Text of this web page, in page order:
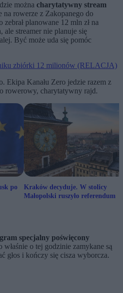
można charytatywny stream
na rowerze z Zakopanego do
planowane 12 mln zł na
ale streamer nie planuje się
Być może uda się pomóc
zbiórki 12 milionów (RELACJA)
Ekipa Kanału Zero jedzie razem z
rowerowy, charytatywny rajd.
po
Kraków decyduje. W stolicy
Małopolski ruszyło referendum
specjalny poświęcony
właśnie o tej godzinie zamykane są
głos i kończy się cisza wyborcza.